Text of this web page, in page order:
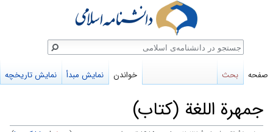
جمهرة اللغة (کتاب)
صفحه بحث خواندن نمایش مبدأ نمایش تاریخچه
جستجو